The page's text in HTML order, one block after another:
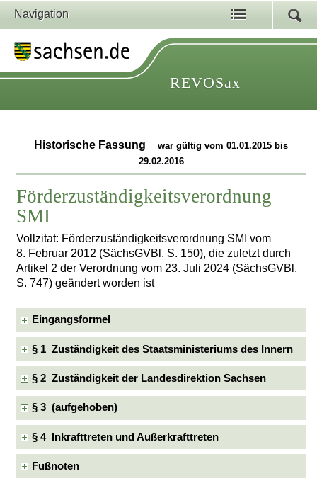
Navigation
REVOSax
Historische Fassung
war gültig vom 01.01.2015 bis
29.02.2016
Förderzuständigkeitsverordnung
SMI
Vollzitat: Förderzuständigkeitsverordnung SMI vom
8. Februar 2012 (SächsGVBl. S. 150), die zuletzt durch
Artikel 2 der Verordnung vom 23. Juli 2024 (SächsGVBl.
S. 747) geändert worden ist
Eingangsformel
§ 1 Zuständigkeit des Staatsministeriums des Innern
§ 2 Zuständigkeit der Landesdirektion Sachsen
§ 3 (aufgehoben)
§ 4 Inkrafttreten und Außerkrafttreten
Fußnoten